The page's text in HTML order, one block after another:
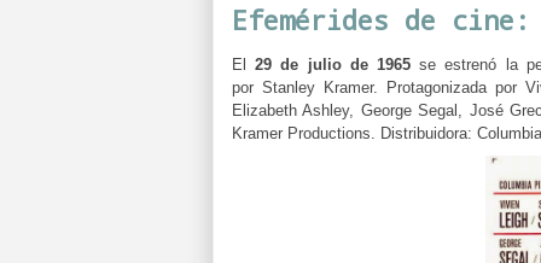
Efemérides de
El29 de julio de 1965 se estrenó la
por Stanley Kramer. Protagonizada por
Elizabeth Ashley, George Segal, José
Kramer Productions. Distribuidora: